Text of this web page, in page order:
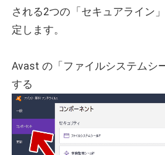
される2つの「セキュアライン
定します。
Avast の「ファイルシステムシ
する